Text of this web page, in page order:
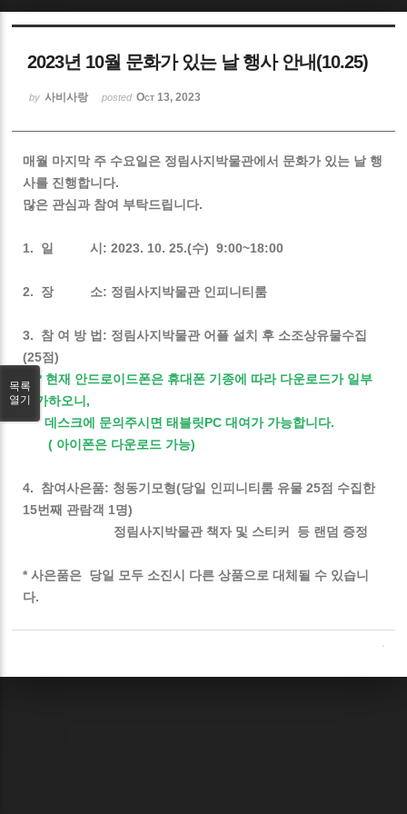
2023년 10월 문화가 있는 날 행사 안내(10.25)
by 사비사랑 posted Oct 13, 2023
매월 마지막 주 수요일은 정림사지박물관에서 문화가 있는 날 행
사를 진행합니다.
많은 관심과 참여 부탁드립니다.
1. 일 시: 2023. 10. 25.(수) 9:00~18:00
2. 장 소: 정림사지박물관 인피니티룸
3. 참 여 방 법: 정림사지박물관 어플 설치 후 소조상유물수집
(25점)
* 현재 안드로이드폰은 휴대폰 기종에 따라 다운로드가 일부
불가하오니,
데스크에 문의주시면 태블릿PC 대여가 가능합니다.
( 아이폰은 다운로드 가능)
4. 참여사은품: 청동기모형(당일 인피니티룸 유물 25점 수집한
15번째 관람객 1명)
정림사지박물관 책자 및 스티커 등 랜덤 증정
* 사은품은 당일 모두 소진시 다른 상품으로 대체될 수 있습니
다.
목록
열기
Sketchbook5, 스케치북5
Sketchbook5, 스케치북5